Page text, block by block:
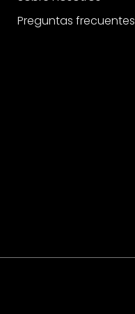
Preguntas frecuentes